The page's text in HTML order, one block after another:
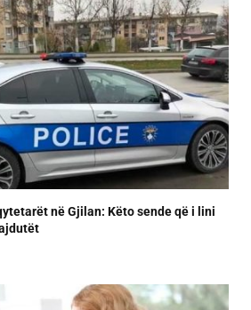
në Gjilan: Këto sende që i lini